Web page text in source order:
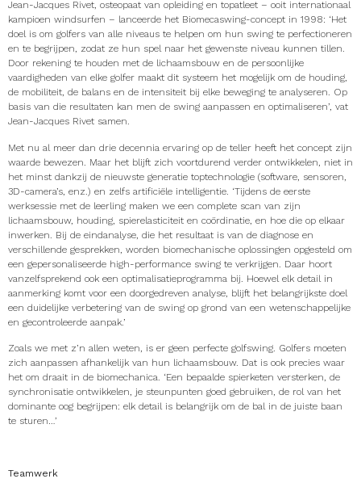
Jean-Jacques Rivet, osteopaat van opleiding en topatleet – ooit internationaal
kampioen windsurfen – lanceerde het Biomecaswing-concept in 1998: ‘Het
doel is om golfers van alle niveaus te helpen om hun swing te perfectioneren
en te begrijpen, zodat ze hun spel naar het gewenste niveau kunnen tillen.
Door rekening te houden met de lichaamsbouw en de persoonlijke
vaardigheden van elke golfer maakt dit systeem het mogelijk om de houding,
de mobiliteit, de balans en de intensiteit bij elke beweging te analyseren. Op
basis van die resultaten kan men de swing aanpassen en optimaliseren’, vat
Jean-Jacques Rivet samen.
Met nu al meer dan drie decennia ervaring op de teller heeft het concept zijn
waarde bewezen. Maar het blijft zich voortdurend verder ontwikkelen, niet in
het minst dankzij de nieuwste generatie toptechnologie (software, sensoren,
3D-camera’s, enz.) en zelfs artificiële intelligentie. ‘Tijdens de eerste
werksessie met de leerling maken we een complete scan van zijn
lichaamsbouw, houding, spierelasticiteit en coördinatie, en hoe die op elkaar
inwerken. Bij de eindanalyse, die het resultaat is van de diagnose en
verschillende gesprekken, worden biomechanische oplossingen opgesteld om
een gepersonaliseerde high-performance swing te verkrijgen. Daar hoort
vanzelfsprekend ook een optimalisatieprogramma bij. Hoewel elk detail in
aanmerking komt voor een doorgedreven analyse, blijft het belangrijkste doel
een duidelijke verbetering van de swing op grond van een wetenschappelijke
en gecontroleerde aanpak.’
Zoals we met z’n allen weten, is er geen perfecte golfswing. Golfers moeten
zich aanpassen afhankelijk van hun lichaamsbouw. Dat is ook precies waar
het om draait in de biomechanica. ‘Een bepaalde spierketen versterken, de
synchronisatie ontwikkelen, je steunpunten goed gebruiken, de rol van het
dominante oog begrijpen: elk detail is belangrijk om de bal in de juiste baan
te sturen…’
Teamwerk